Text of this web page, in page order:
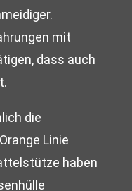
mit
dass auch
die
Linie
haben